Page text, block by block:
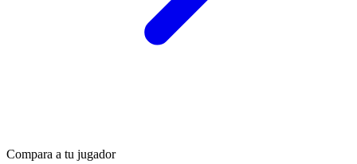
Compara a tu jugador